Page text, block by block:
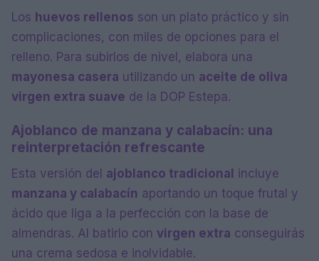
Los huevos rellenos son un plato práctico y sin
complicaciones, con miles de opciones para el
relleno. Para subirlos de nivel, elabora una
mayonesa casera utilizando un aceite de oliva
virgen extra suave de la DOP Estepa.
Ajoblanco de manzana y calabacín: una
reinterpretación refrescante
Esta versión del ajoblanco tradicional incluye
manzana y calabacín aportando un toque frutal y
ácido que liga a la perfección con la base de
almendras. Al batirlo con virgen extra conseguirás
una crema sedosa e inolvidable.